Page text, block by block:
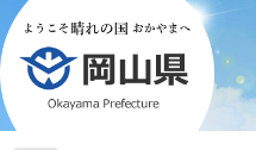
ペ
ー
ジ
の
先
頭
メ
ニ
ュ
ー
を
飛